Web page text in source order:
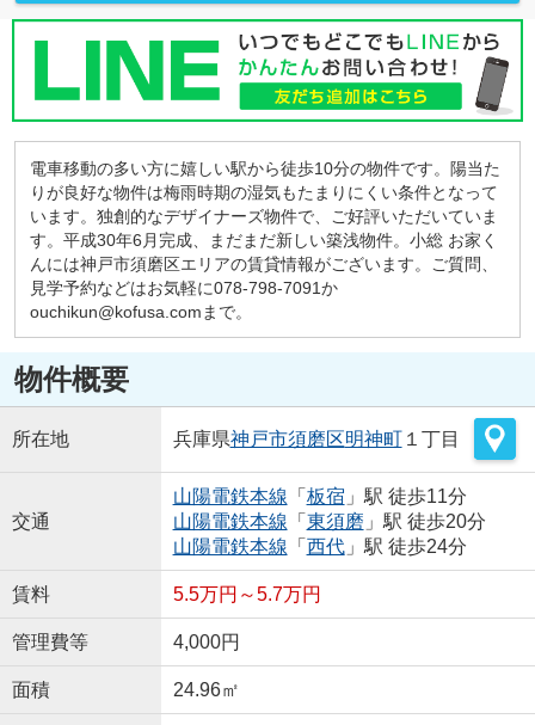
電車移動の多い方に嬉しい駅から徒歩10分の物件です。陽当た
りが良好な物件は梅雨時期の湿気もたまりにくい条件となって
います。独創的なデザイナーズ物件で、ご好評いただいていま
す。平成30年6月完成、まだまだ新しい築浅物件。小総 お家く
んには神戸市須磨区エリアの賃貸情報がございます。ご質問、
見学予約などはお気軽に078-798-7091か
ouchikun@kofusa.comまで。
物件概要
所在地 兵庫県神戸市須磨区明神町１丁目
交通
山陽電鉄本線 「 板宿 」駅 徒歩11分
山陽電鉄本線 「 東須磨 」駅 徒歩20分
山陽電鉄本線 「 西代」駅 徒歩24分
賃料 5.5万円～5.7万円
管理費等 4,000円
面積 24.96㎡